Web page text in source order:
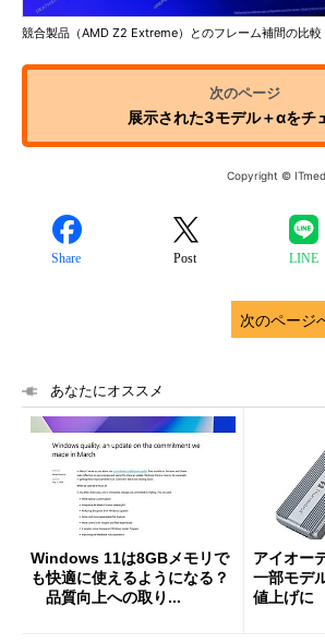
競合製品（AMD Z2 Extreme）とのフレーム補間の比較
展示された3モデル＋αをチ
Copyright ©
Share Post LINE
次のページ
あなたにオススメ
Windows 11は8GBメモリで
も快適に使えるようになる？
品質向上への取り...
アイオー
一部モデ
値上げに